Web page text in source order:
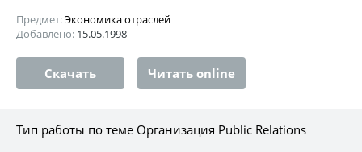
Предмет:Экономика отраслей
Добавлено: 15.05.1998
Скачать Читать online
Тип работы по теме Организация Public Relations